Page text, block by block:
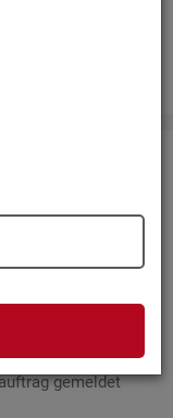
für Be­rufs­aus­bil­
zum Aus­bil­dungs­
JCfür die Aus­
ge­mel­det